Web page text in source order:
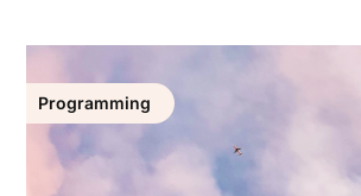
Programming